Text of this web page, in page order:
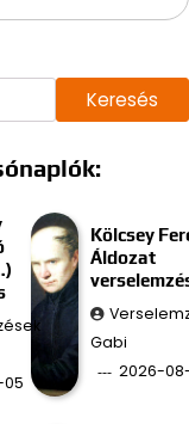
Keresés
Kölcsey
Áldozat
Gabi
2026-